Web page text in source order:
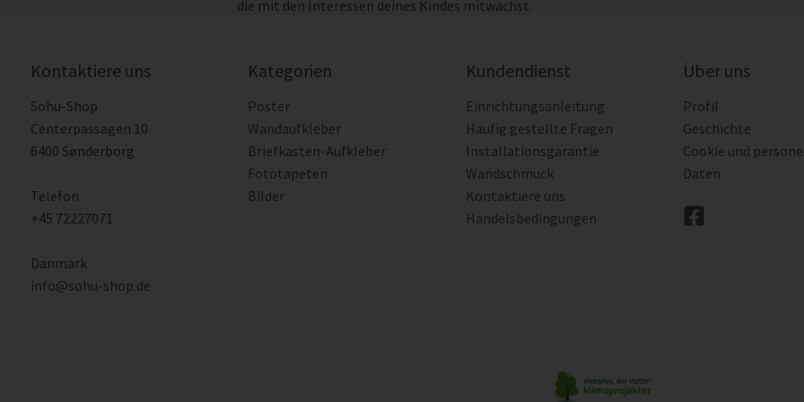
die mit den Interessen deines Kindes mitwächst.
Kontaktiere uns
Sohu-Shop
Centerpassagen 10
6400 Sønderborg
Telefon
+45 72227071
Danmark
info@sohu-shop.de
Kategorien
Poster
Wandaufkleber
Briefkasten-Aufkleber
Fototapeten
Bilder
Kundendienst
Einrichtungsanleitung
Häufig gestellte Fragen
Installationsgarantie
Wandschmuck
Kontaktiere uns
Handelsbedingungen
Über uns
Profil
Geschichte
Cookie und
Daten